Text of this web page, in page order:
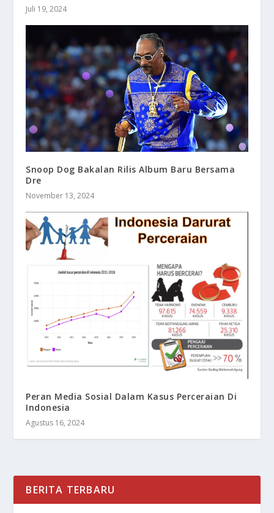
Juli 19, 2024
Snoop Dog Bakalan Rilis Album Baru Bersama
Dre
November 13, 2024
Peran Media Sosial Dalam Kasus Perceraian Di
Indonesia
Agustus 16, 2024
BERITA TERBARU